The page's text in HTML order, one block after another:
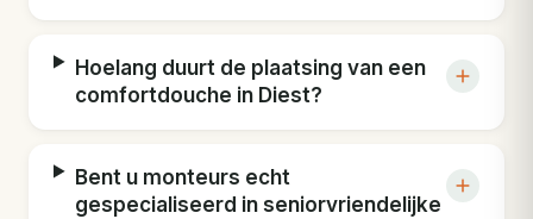
Hoelang duurt de plaatsing van een
comfortdouche in Diest?
Bent u monteurs echt
gespecialiseerd in seniorvriendelijke